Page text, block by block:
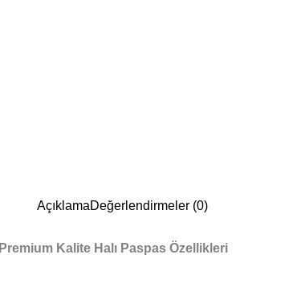
AçıklamaDeğerlendirmeler (0)
Premium Kalite Halı Paspas Özellikleri